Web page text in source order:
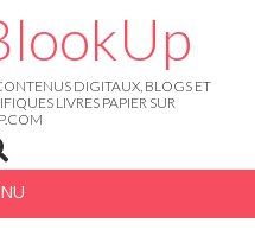
DIGITAUX, BLOGS ET
LIVRES PAPIER SUR